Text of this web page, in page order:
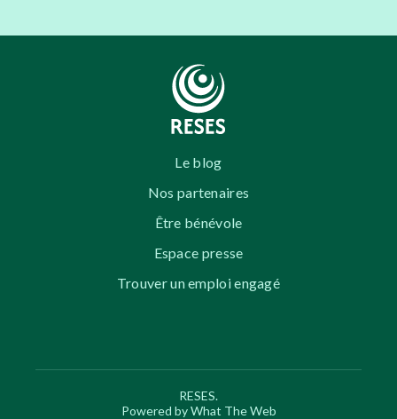
Le blog
Nos partenaires
Être bénévole
Espace presse
Trouver un emploi engagé
RESES.
Powered by What The Web